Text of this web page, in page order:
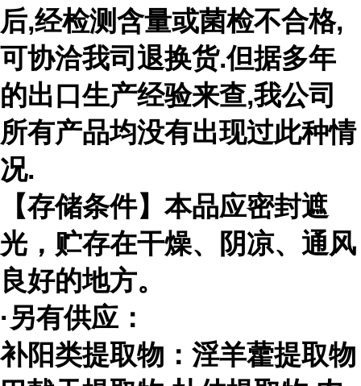
后,经检测含量或菌检不合格,
可协洽我司退换货.但据多年
的出口生产经验来查,我公司
所有产品均没有出现过此种情
况.
【存储条件】本品应密封遮
光，贮存在干燥、阴凉、通风
良好的地方。
·另有供应：
补阳类提取物：淫羊藿提取物